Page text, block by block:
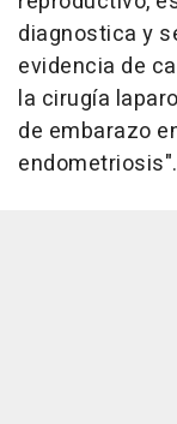
diagnostica y
evidencia de
la cirugía
de embarazo
endometriosis".